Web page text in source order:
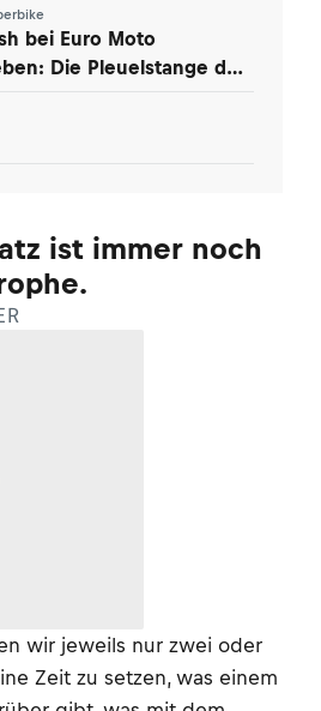
bei Euro Moto
Die Pleuelstange der
ist immer noch
wir jeweils nur zwei oder
Zeit zu setzen, was einem